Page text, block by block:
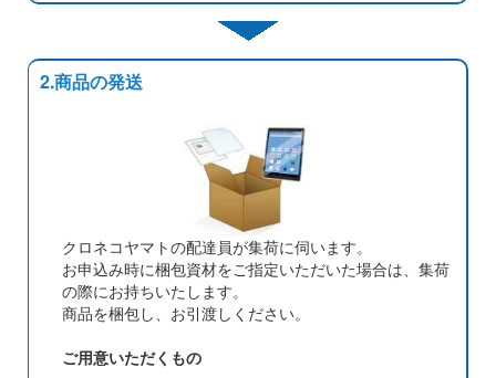
2.商品の発送
クロネコヤマトの配達員が集荷に伺います。
お申込み時に梱包資材をご指定いただいた場合は、集荷
の際にお持ちいたします。
商品を梱包し、お引渡しください。
ご用意いただくもの